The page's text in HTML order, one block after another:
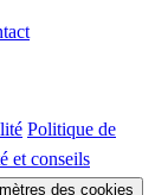
Politique de
et conseils
des cookies